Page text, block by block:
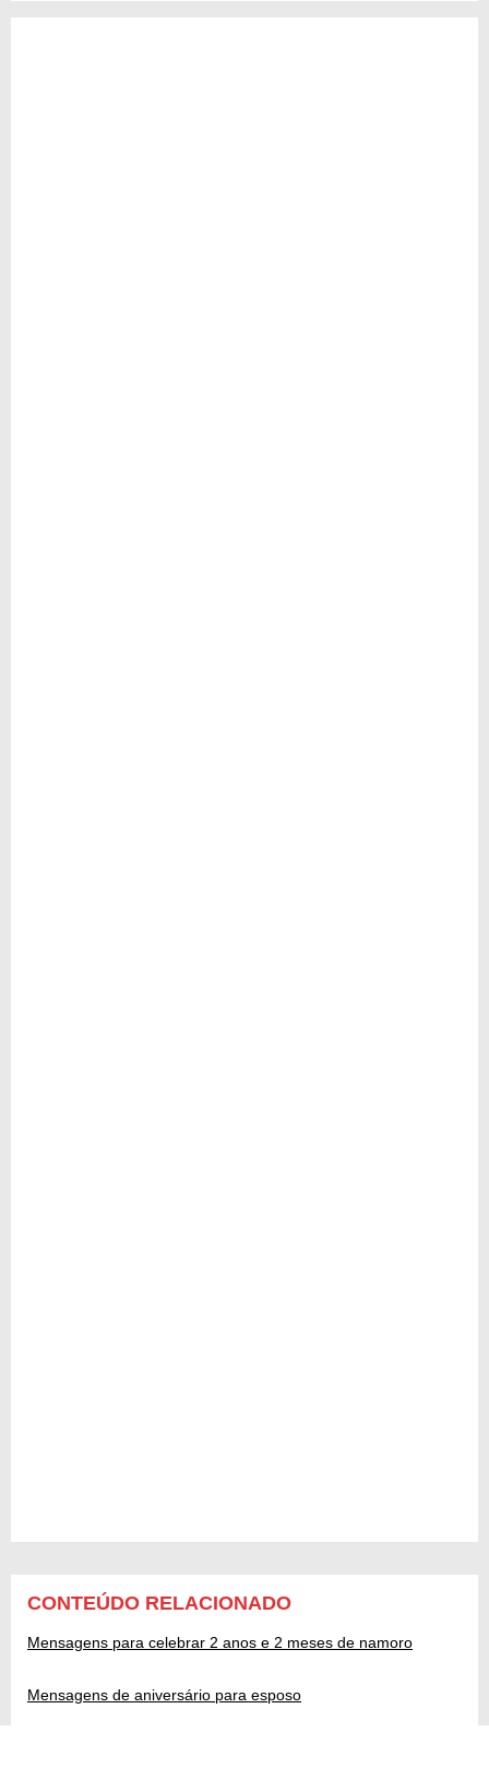
CONTEÚDO RELACIONADO
Mensagens para celebrar 2 anos e 2 meses de namoro
Mensagens de aniversário para esposo